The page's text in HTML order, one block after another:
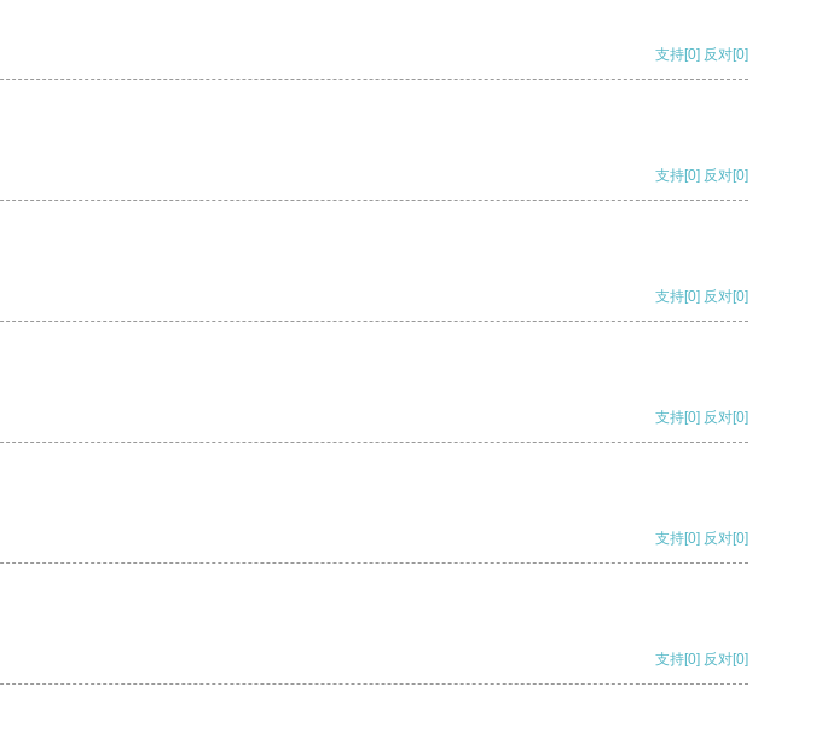
支持[0] 反对[0]
支持[0] 反对[0]
支持[0] 反对[0]
支持[0] 反对[0]
支持[0] 反对[0]
支持[0] 反对[0]